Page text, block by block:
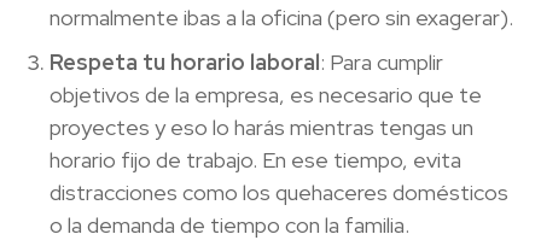
normalmente ibas a la oficina (pero sin exagerar).
Respeta tu horario laboral: Para cumplir
objetivos de la empresa, es necesario que te
proyectes y eso lo harás mientras tengas un
horario fijo de trabajo. En ese tiempo, evita
distracciones como los quehaceres domésticos
o la demanda de tiempo con la familia.